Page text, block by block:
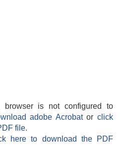
browser is not configured to
adobe Acrobatorclick
file.
here to download the PDF